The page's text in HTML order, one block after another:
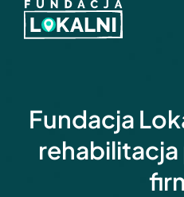
Skip
Start
Misja
Fundacja